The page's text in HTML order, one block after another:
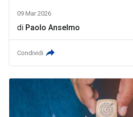
09 Mar 2026
di Paolo Anselmo
Condividi